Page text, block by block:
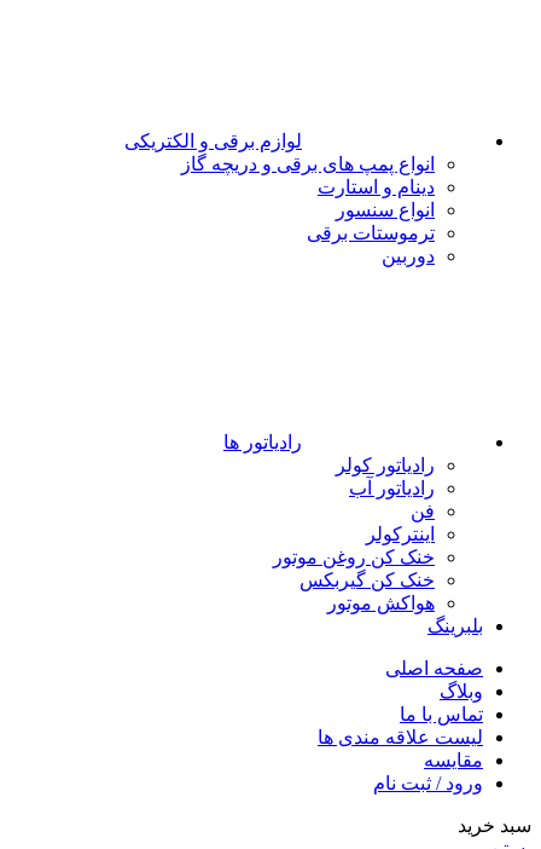
لوازم برقی و الکتریکی
انواع پمپ های برقی و دریچه گاز
دینام و استارت
انواع سنسور
ترموستات برقی
دوربین
رادیاتور ها
رادیاتور کولر
رادیاتور آب
فن
اینترکولر
خنک کن روغن موتور
خنک کن گیربکس
هواکش موتور
بلبرینگ
صفحه اصلی
وبلاگ
تماس با ما
لیست علاقه مندی ها
مقایسه
ورود / ثبت نام
سبد خرید